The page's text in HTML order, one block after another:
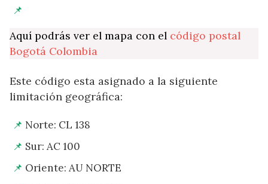
Aquí podrás ver el mapa con el código postal
Bogotá Colombia
Este código esta asignado a la siguiente
limitación geográfica:
Norte: CL 138
Sur: AC 100
Oriente: AU NORTE